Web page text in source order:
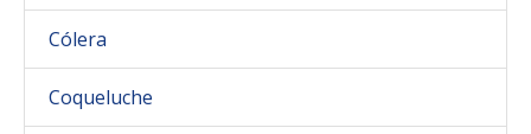
Cólera
Coqueluche